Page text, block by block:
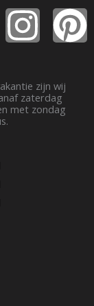
I
n
s
t
P
i
zijn wij
zaterdag
met zondag